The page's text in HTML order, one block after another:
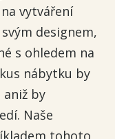
vytváření
designem,
s ohledem na
nábytku by
by
Naše
tohoto